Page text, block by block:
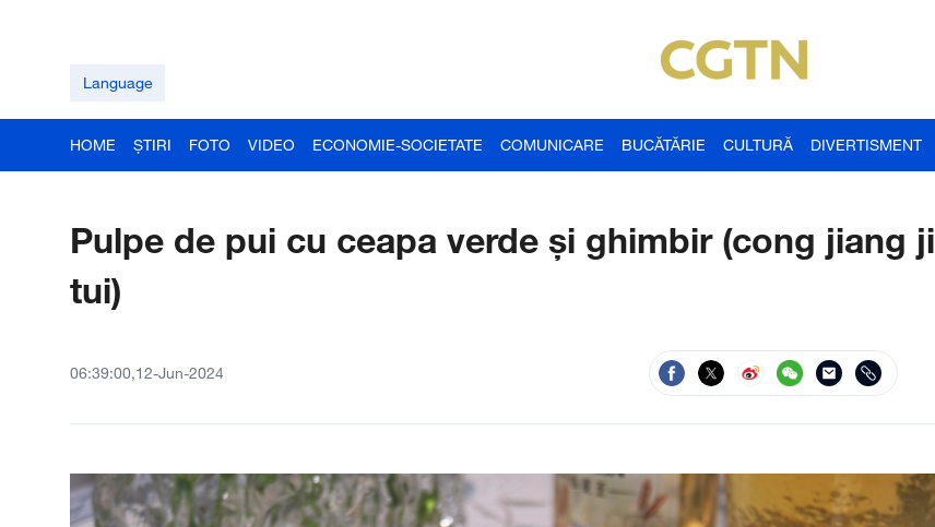
Language
HOME ȘTIRI FOTO VIDEO ECONOMIE-SOCIETATE COMUNICARE BUCĂTĂRIE CULTURĂ DIVERTISMENT
Pulpe de pui cu ceapa verde și ghimbir (cong jiang ji
tui)
06:39:00,12-Jun-2024